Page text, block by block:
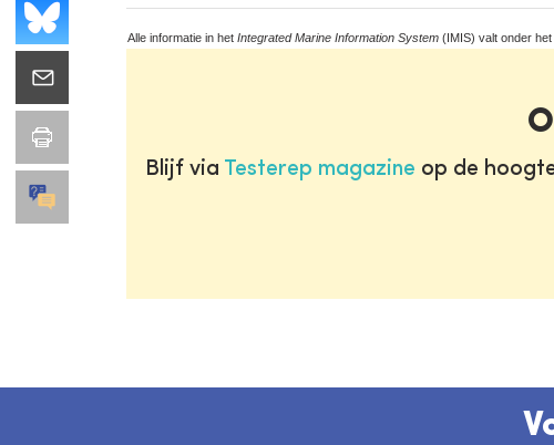
Alle informatie in het Integrated Marine Information System (IMIS) valt onder het
Blijf via Testerep magazine op de